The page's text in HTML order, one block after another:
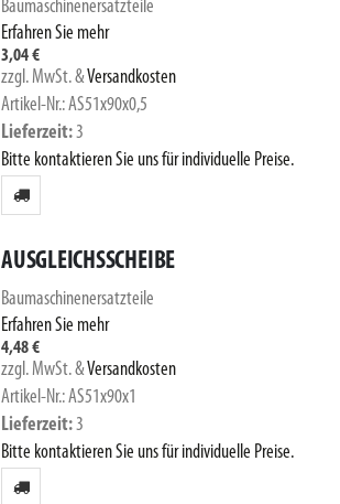
Baumaschinenersatzteile
Erfahren Sie mehr
3,04 €
zzgl. MwSt.&Versandkosten
Artikel-Nr.: AS51x90x0,5
Lieferzeit 3
Bitte kontaktieren Sie uns für individuelle Preise.
AUSGLEICHSSCHEIBE
Baumaschinenersatzteile
Erfahren Sie mehr
4,48 €
zzgl. MwSt.&Versandkosten
Artikel-Nr.: AS51x90x1
Lieferzeit 3
Bitte kontaktieren Sie uns für individuelle Preise.